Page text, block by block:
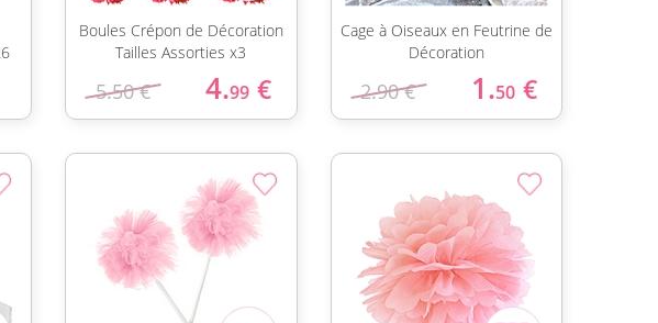
Boules Crépon de Décoration
Tailles Assorties x3
5.50 € 4.99 €
Cage à Oiseaux en Feutrine de
Décoration
2.90 € 1.50 €